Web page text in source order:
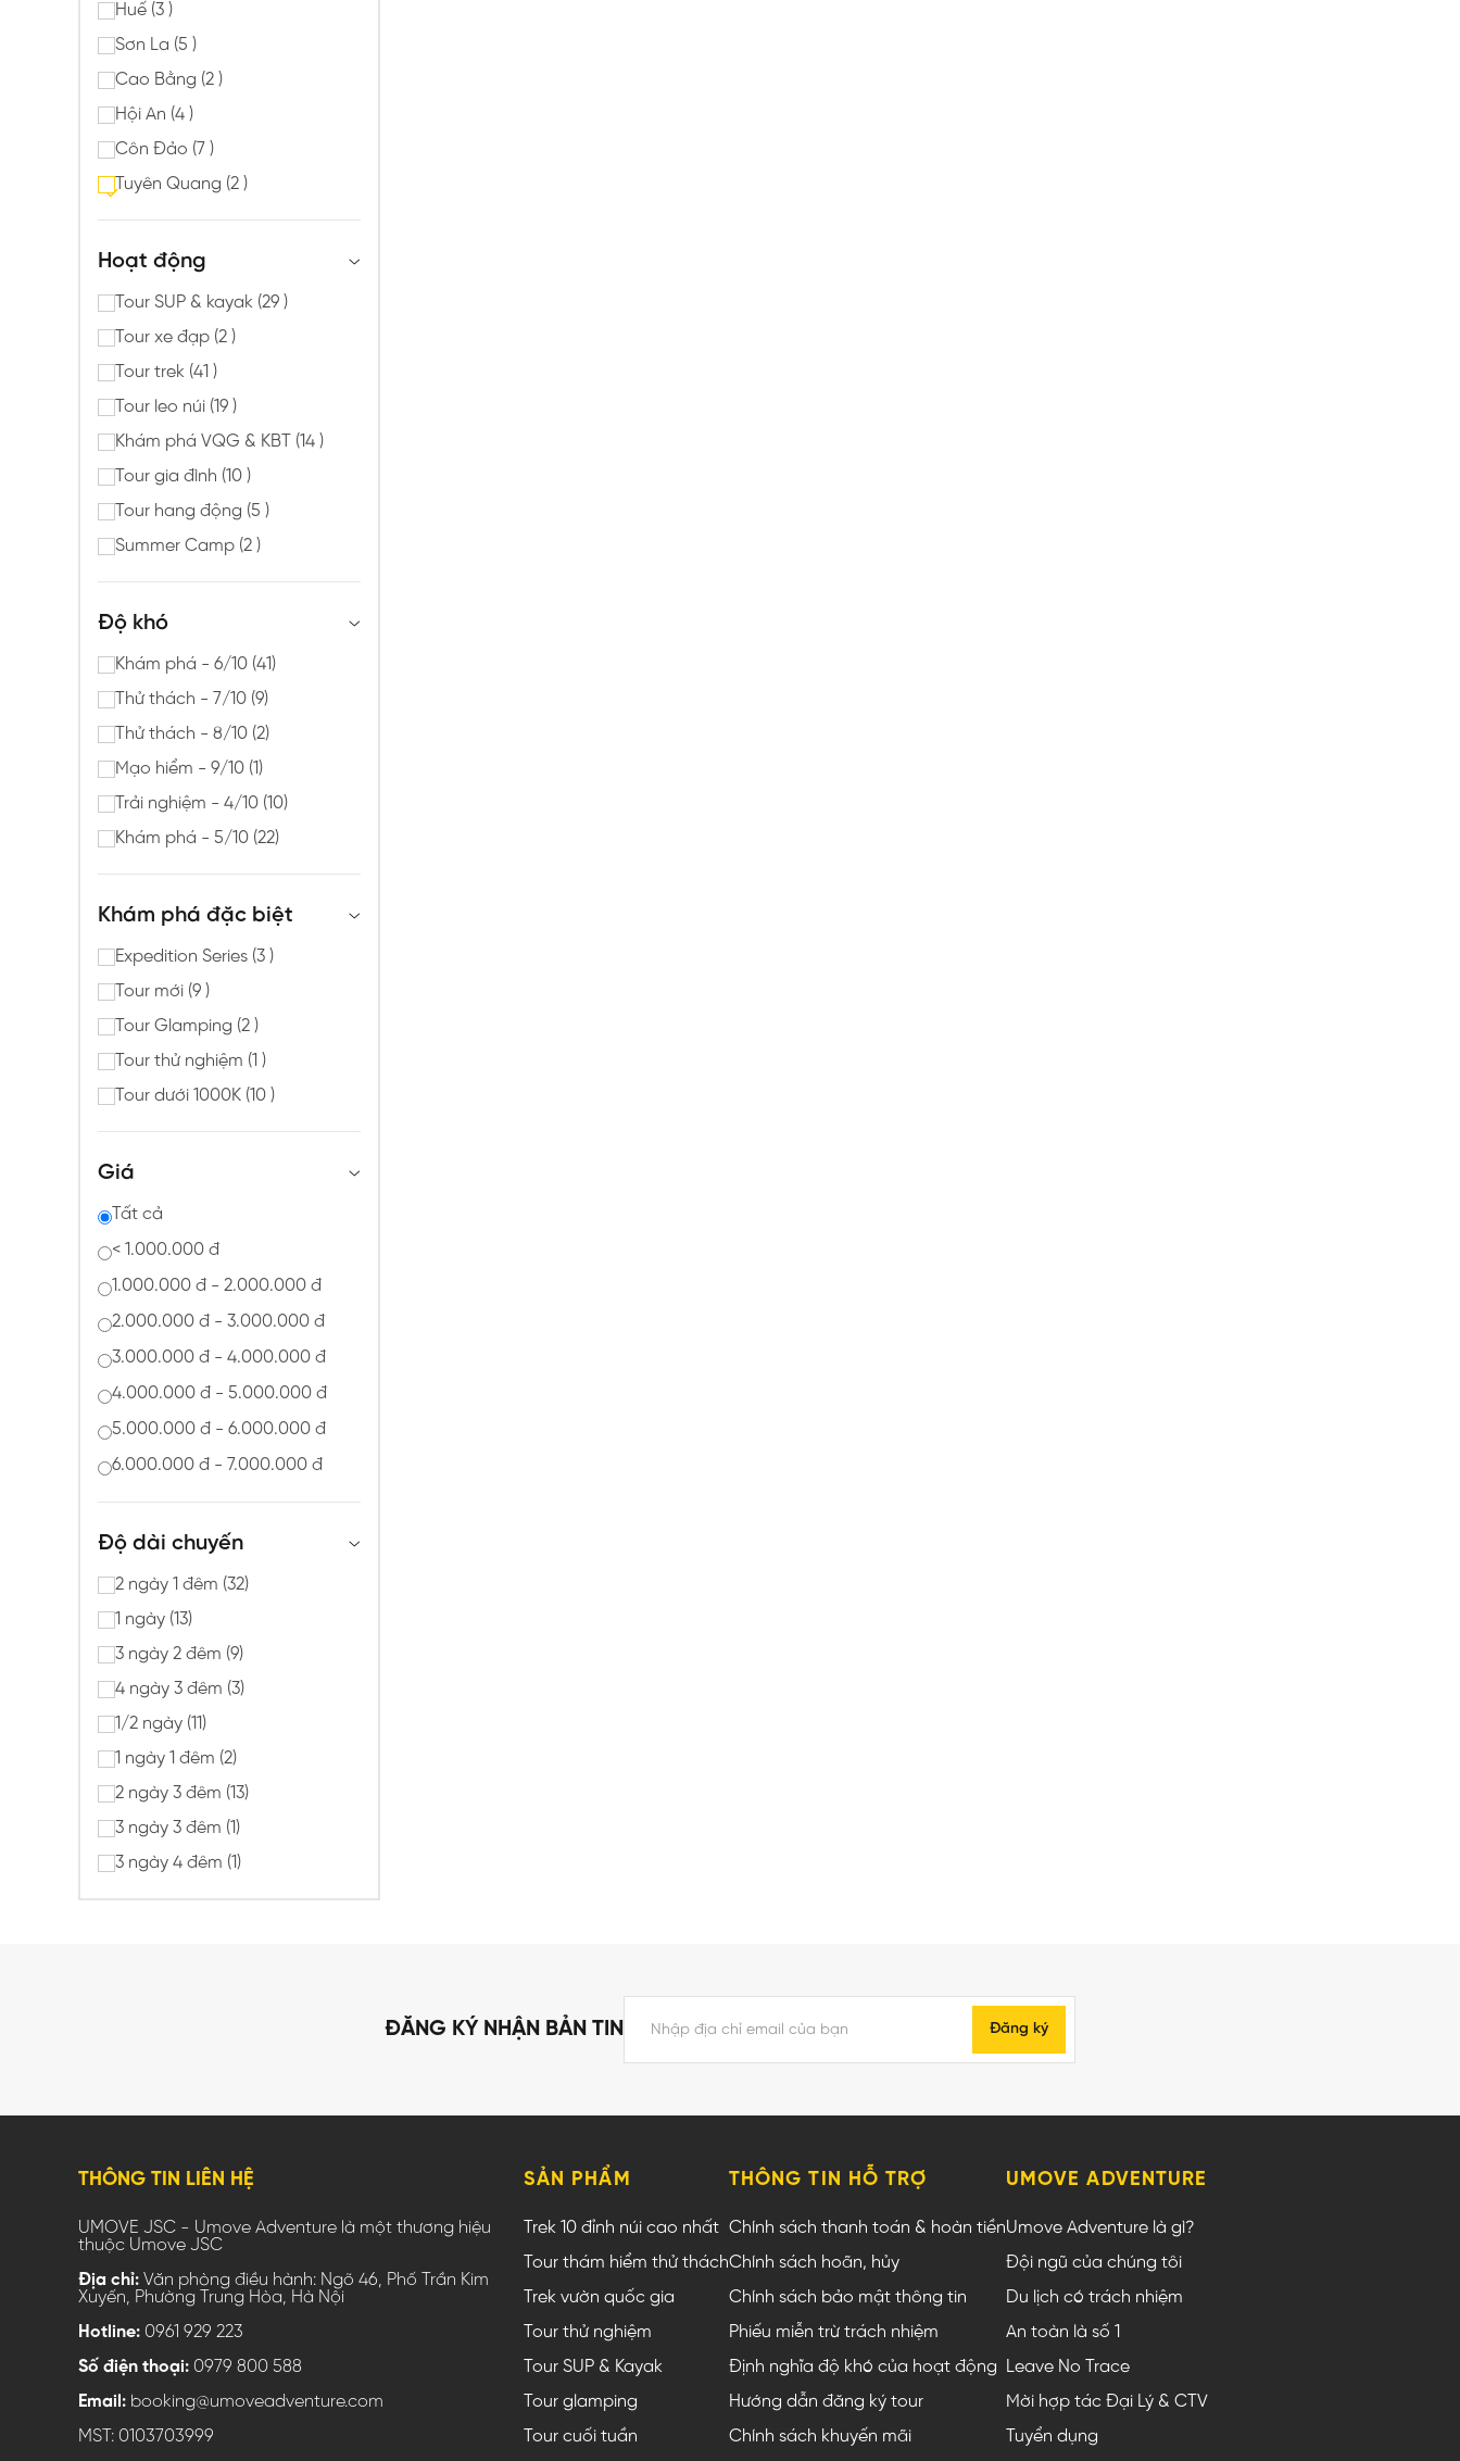
Huế (3 )
Sơn La (5 )
Cao Bằng (2 )
Hội An (4 )
Côn Đảo (7 )
Tuyên Quang (2 )
Hoạt động
Tour SUP & kayak (29 )
Tour xe đạp (2 )
Tour trek (41 )
Tour leo núi (19 )
Khám phá VQG & KBT (14 )
Tour gia đình (10 )
Tour hang động (5 )
Summer Camp (2 )
Độ khó
Khám phá - 6/10 (41)
Thử thách - 7/10 (9)
Thử thách - 8/10 (2)
Mạo hiểm - 9/10 (1)
Trải nghiệm - 4/10 (10)
Khám phá - 5/10 (22)
Khám phá đặc biệt
Expedition Series (3 )
Tour mới (9 )
Tour Glamping (2 )
Tour thử nghiệm (1 )
Tour dưới 1000K (10 )
Giá
Tất cả
< 1.000.000 đ
1.000.000 đ - 2.000.000 đ
2.000.000 đ - 3.000.000 đ
3.000.000 đ - 4.000.000 đ
4.000.000 đ - 5.000.000 đ
5.000.000 đ - 6.000.000 đ
6.000.000 đ - 7.000.000 đ
Độ dài chuyến
2 ngày 1 đêm (32)
1 ngày (13)
3 ngày 2 đêm (9)
4 ngày 3 đêm (3)
1/2 ngày (11)
1 ngày 1 đêm (2)
2 ngày 3 đêm (13)
3 ngày 3 đêm (1)
3 ngày 4 đêm (1)
ĐĂNG KÝ NHẬN BẢN TIN Đăng ký
THÔNG TIN LIÊN HỆ
UMOVE JSC - Umove Adventure là một thương hiệu
thuộc Umove JSC
Địa chỉ: Văn phòng điều hành: Ngõ 46, Phố Trần Kim
Xuyến, Phường Trung Hòa, Hà Nội
Hotline: 0961 929 223
Số điện thoại: 0979 800 588
Email: booking@umoveadventure.com
MST: 0103703999
SẢN PHẨM
Trek 10 đỉnh núi cao nhất
Tour thám hiểm thử thách
Trek vườn quốc gia
Tour thử nghiệm
Tour SUP & Kayak
Tour glamping
Tour cuối tuần
THÔNG TIN HỖ TRỢ
Chính sách thanh toán & hoàn tiền
Chính sách hoãn, hủy
Chính sách bảo mật thông tin
Phiếu miễn trừ trách nhiệm
Định nghĩa độ khó của hoạt động
Hướng dẫn đăng ký tour
Chính sách khuyến mãi
UMOVE ADVENTURE
Umove Adventure là gì?
Đội ngũ của chúng tôi
Du lịch có trách nhiệm
An toàn là số 1
Leave No Trace
Mời hợp tác Đại Lý & CTV
Tuyển dụng